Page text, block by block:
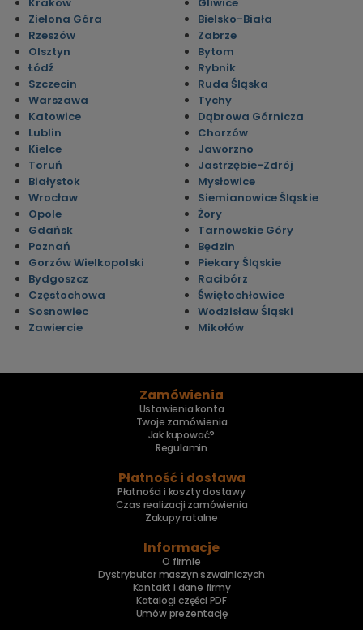
Zielona Góra
Rzeszów
Olsztyn
Łódź
Szczecin
Warszawa
Katowice
Lublin
Kielce
Toruń
Białystok
Wrocław
Opole
Gdańsk
Poznań
Gorzów Wielkopolski
Bydgoszcz
Częstochowa
Sosnowiec
Zawiercie
Bielsko-Biała
Zabrze
Bytom
Rybnik
Ruda Śląska
Tychy
Dąbrowa Górnicza
Chorzów
Jaworzno
Jastrzębie-Zdrój
Mysłowice
Siemianowice Śląskie
Żory
Tarnowskie Góry
Będzin
Piekary Śląskie
Racibórz
Świętochłowice
Wodzisław Śląski
Mikołów
Zamówienia
Ustawienia konta
Twoje zamówienia
Jak kupować?
Regulamin
Płatność i dostawa
Płatności i koszty dostawy
Czas realizacji zamówienia
Zakupy ratalne
Informacje
O firmie
Dystrybutor maszyn szwalniczych
Kontakt i dane firmy
Katalogi części PDF
Umów prezentację